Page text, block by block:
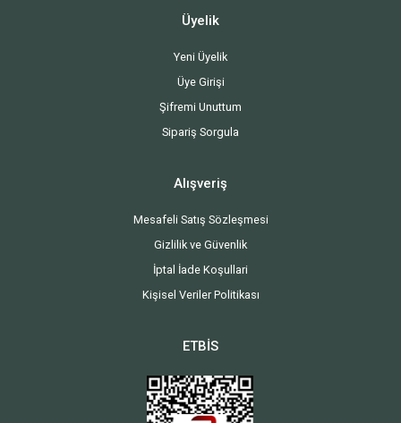
Üyelik
Yeni Üyelik
Üye Girişi
Şifremi Unuttum
Sipariş Sorgula
Alışveriş
Mesafeli Satış Sözleşmesi
Gizlilik ve Güvenlik
İptal İade Koşullari
Kişisel Veriler Politikası
ETBİS